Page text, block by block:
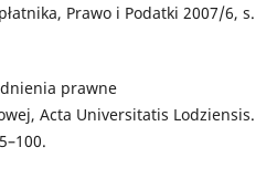
Prawo i Podatki 2007/6, s.
prawne
Acta Universitatis Lodziensis.